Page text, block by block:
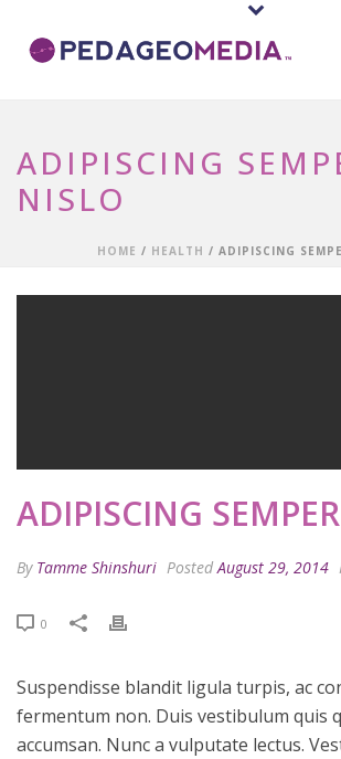
ADIPISCING
NISLO
HOME / HEALTH / ADIPISCING
ADIPISCING
By Tamme Shinshuri PostedAugust 29, 2014
0
Suspendisse blandit ligula turpis, ac
fermentum non. Duis vestibulum quis
accumsan. Nunc a vulputate lectus.